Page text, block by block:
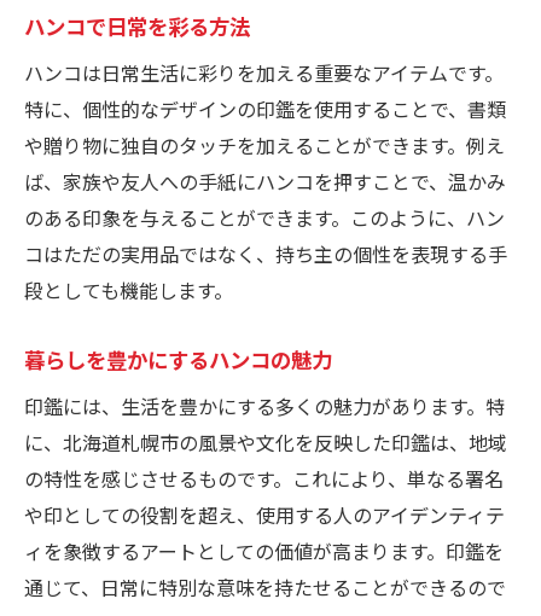
ハンコで日常を彩る方法
ハンコは日常生活に彩りを加える重要なアイテムです。
特に、個性的なデザインの印鑑を使用することで、書類
や贈り物に独自のタッチを加えることができます。例え
ば、家族や友人への手紙にハンコを押すことで、温かみ
のある印象を与えることができます。このように、ハン
コはただの実用品ではなく、持ち主の個性を表現する手
段としても機能します。
暮らしを豊かにするハンコの魅力
印鑑には、生活を豊かにする多くの魅力があります。特
に、北海道札幌市の風景や文化を反映した印鑑は、地域
の特性を感じさせるものです。これにより、単なる署名
や印としての役割を超え、使用する人のアイデンティテ
ィを象徴するアートとしての価値が高まります。印鑑を
通じて、日常に特別な意味を持たせることができるので